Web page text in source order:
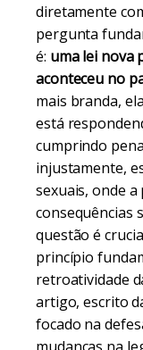
diretamente
pergunta
é: uma lei nova
aconteceu no
mais branda,
está
cumprindo
injustamente,
sexuais, onde a
consequências
questão é
princípio
retroatividade
artigo, escrito
focado na